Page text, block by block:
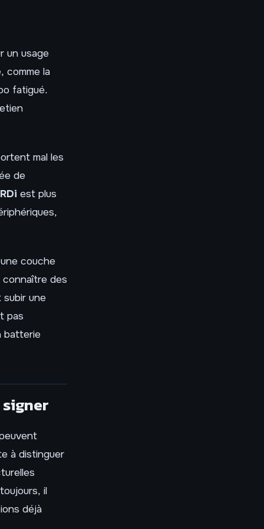
un usage
comme la
fatigué.
mal les
de
est plus
couche
des
une
pas
batterie
à distinguer
il
déjà